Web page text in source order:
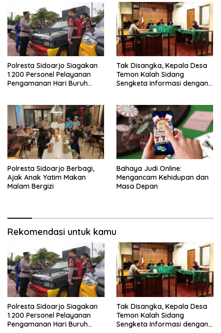
Polresta Sidoarjo Siagakan
1.200 Personel Pelayanan
Pengamanan Hari Buruh
Tak Disangka, Kepala Desa
Temon Kalah Sidang
Sengketa Informasi dengan
Polresta Sidoarjo Berbagi,
Ajak Anak Yatim Makan
Malam Bergizi
Bahaya Judi Online:
Mengancam Kehidupan dan
Masa Depan
Rekomendasi untuk kamu
Polresta Sidoarjo Siagakan
1.200 Personel Pelayanan
Pengamanan Hari Buruh
Tak Disangka, Kepala Desa
Temon Kalah Sidang
Sengketa Informasi dengan